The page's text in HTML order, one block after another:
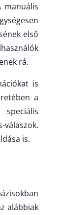
manuális
első
rá.
is
a
is.
alábbiak